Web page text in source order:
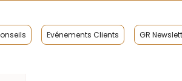
Evénements Clients GR